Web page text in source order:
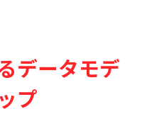
データモデ
プ